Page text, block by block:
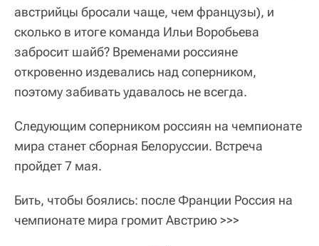
австрийцы бросали чаще, чем французы), и
сколько в итоге команда Ильи Воробьева
забросит шайб? Временами россияне
откровенно издевались над соперником,
поэтому забивать удавалось не всегда.
Следующим соперником россиян на чемпионате
мира станет сборная Белоруссии. Встреча
пройдет 7 мая.
Бить, чтобы боялись: после Франции Россия на
чемпионате мира громит Австрию >>>